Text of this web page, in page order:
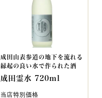
成田山表参道の地下を流れる
縁起の良い水で作られた酒
成田霊水 720ml
当店特別価格